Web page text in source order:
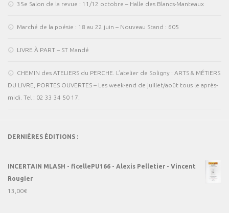
35e Salon de la revue : 11/12 octobre – Halle des Blancs-Manteaux
Marché de la poésie : 18 au 22 juin – Nouveau Stand : 605
LIVRE À PART – ST Mandé
CHEMIN des ATELIERS du PERCHE. L’atelier de Soligny : ARTS & MÉTIERS
DU LIVRE, PORTES OUVERTES – Les week-end de juillet/août tous le après-
midi. Tel : 02 33 34 50 17.
DERNIÈRES ÉDITIONS :
INCERTAIN MLASH - ficellePU166 - Alexis Pelletier - Vincent
Rougier
13,00€